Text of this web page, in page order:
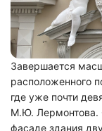
Завершается
расположенного
где уже почти
М.Ю. Лермонтова.
фасаде здания